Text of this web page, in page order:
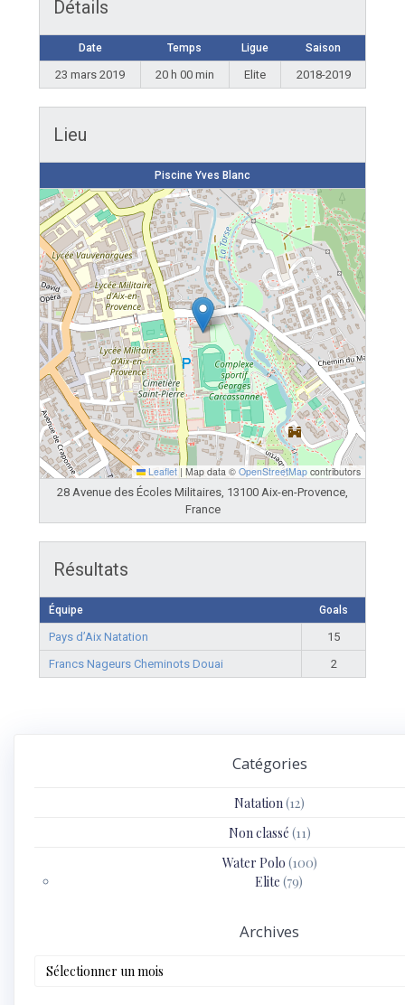
Détails
Date Temps Ligue Saison
23 mars 2019 20 h 00 min Elite 2018-2019
Lieu
Piscine Yves Blanc
Leaflet | Map data © OpenStreetMap contributors
28 Avenue des Écoles Militaires, 13100 Aix-en-Provence,
France
Résultats
Équipe Goals
Pays d’Aix Natation
15
Francs Nageurs Cheminots Douai
2
Catégories
Natation (12)
Non classé (11)
Water Polo (100)
Elite (79)
Archives